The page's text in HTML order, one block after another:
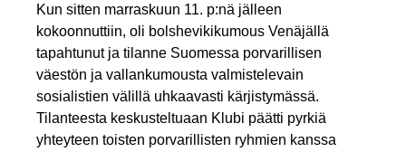
Kun sitten marraskuun 11. p:nä jälleen
kokoonnuttiin, oli bolshevikikumous Venäjällä
tapahtunut ja tilanne Suomessa porvarillisen
väestön ja vallankumousta valmistelevain
sosialistien välillä uhkaavasti kärjistymässä.
Tilanteesta keskusteltuaan Klubi päätti pyrkiä
yhteyteen toisten porvarillisten ryhmien kanssa